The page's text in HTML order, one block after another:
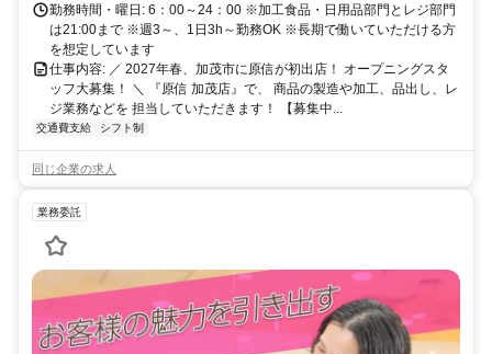
勤務時間・曜日: 6：00～24：00 ※加工食品・日用品部門とレジ部門
は21:00まで ※週3～、1日3h～勤務OK ※長期で働いていただける方
を想定しています
仕事内容: ／ 2027年春、加茂市に原信が初出店！ オープニングスタ
ッフ大募集！ ＼ 『原信 加茂店』で、 商品の製造や加工、品出し、レ
ジ業務などを 担当していただきます！ 【募集中...
交通費支給 シフト制
同じ企業の求人
業務委託